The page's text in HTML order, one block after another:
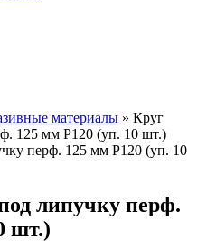
материалы » Круг
125 мм Р120 (уп. 10 шт.)
липучку перф.
шт.)